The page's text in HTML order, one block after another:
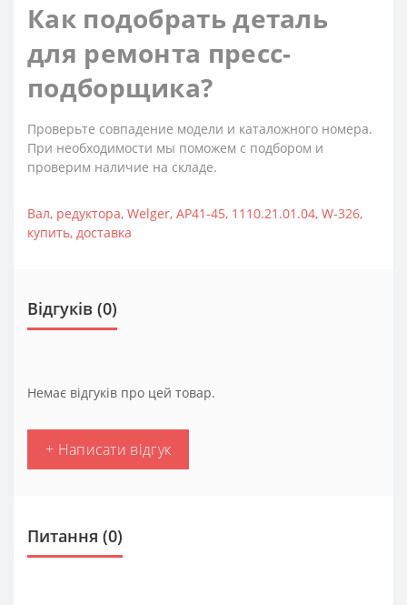
Как подобрать деталь
для ремонта пресс-
подборщика?
Проверьте совпадение модели и каталожного номера.
При необходимости мы поможем с подбором и
проверим наличие на складе.
Вал, редуктора, Welger, AP41-45, 1110.21.01.04, W-326,
купить, доставка
Відгуків (0)
Немає відгуків про цей товар.
+ Написати відгук
Питання (0)